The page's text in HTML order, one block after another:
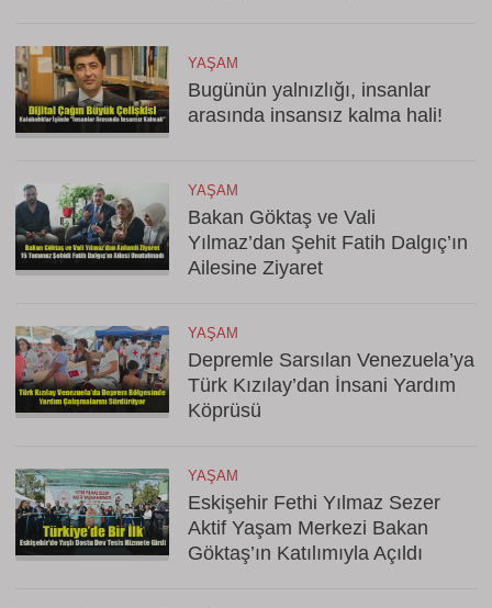
YAŞAM
Bugünün yalnızlığı, insanlar
arasında insansız kalma hali!
YAŞAM
Bakan Göktaş ve Vali
Yılmaz’dan Şehit Fatih Dalgıç’ın
Ailesine Ziyaret
YAŞAM
Depremle Sarsılan Venezuela’ya
Türk Kızılay’dan İnsani Yardım
Köprüsü
YAŞAM
Eskişehir Fethi Yılmaz Sezer
Aktif Yaşam Merkezi Bakan
Göktaş’ın Katılımıyla Açıldı